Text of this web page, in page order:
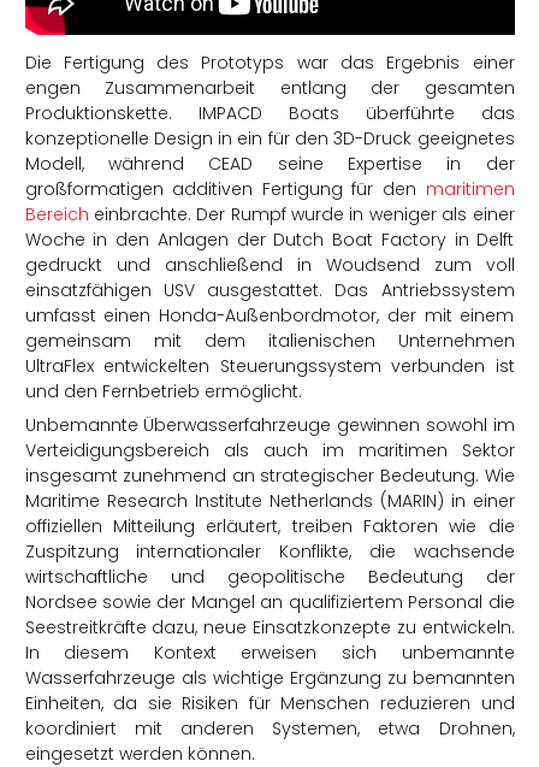
Die Fertigung des Prototyps war das Ergebnis einer
engen Zusammenarbeit entlang der gesamten
Produktionskette. IMPACD Boats überführte das
konzeptionelle Design in ein für den 3D-Druck geeignetes
Modell, während CEAD seine Expertise in der
großformatigen additiven Fertigung für den maritimen
Bereich einbrachte. Der Rumpf wurde in weniger als einer
Woche in den Anlagen der Dutch Boat Factory in Delft
gedruckt und anschließend in Woudsend zum voll
einsatzfähigen USV ausgestattet. Das Antriebssystem
umfasst einen Honda-Außenbordmotor, der mit einem
gemeinsam mit dem italienischen Unternehmen
UltraFlex entwickelten Steuerungssystem verbunden ist
und den Fernbetrieb ermöglicht.
Unbemannte Überwasserfahrzeuge gewinnen sowohl im
Verteidigungsbereich als auch im maritimen Sektor
insgesamt zunehmend an strategischer Bedeutung. Wie
Maritime Research Institute Netherlands (MARIN) in einer
offiziellen Mitteilung erläutert, treiben Faktoren wie die
Zuspitzung internationaler Konflikte, die wachsende
wirtschaftliche und geopolitische Bedeutung der
Nordsee sowie der Mangel an qualifiziertem Personal die
Seestreitkräfte dazu, neue Einsatzkonzepte zu entwickeln.
In diesem Kontext erweisen sich unbemannte
Wasserfahrzeuge als wichtige Ergänzung zu bemannten
Einheiten, da sie Risiken für Menschen reduzieren und
koordiniert mit anderen Systemen, etwa Drohnen,
eingesetzt werden können.